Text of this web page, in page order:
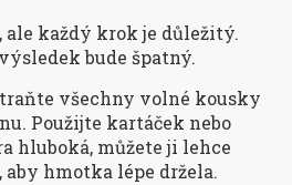
ale každý krok je důležitý.
bude špatný.
všechny volné kousky
Použijte kartáček nebo
hluboká, můžete ji lehce
hmotka lépe držela.